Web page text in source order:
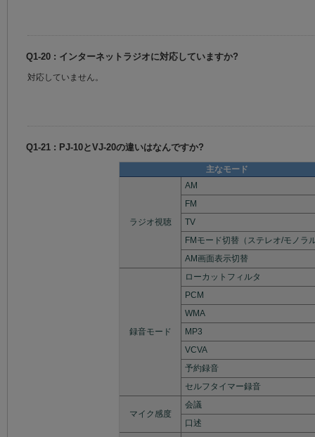
Q1-20 : インターネットラジオに対応していますか?
対応していません。
Q1-21 : PJ-10とVJ-20の違いはなんですか?
主なモード
ラジオ視聴
AM
FM
TV
FMモード切替（ステレオ/モノラ
AM画面表示切替
録音モード
ローカットフィルタ
PCM
WMA
MP3
VCVA
予約録音
セルフタイマー録音
マイク感度
会議
口述